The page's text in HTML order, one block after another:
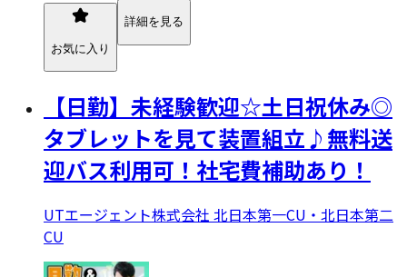
お気に入り
詳細を見る
【日勤】未経験歓迎☆土日祝休み◎
タブレットを見て装置組立♪無料送
迎バス利用可！社宅費補助あり！
UTエージェント株式会社 北日本第一CU・北日本第二
CU